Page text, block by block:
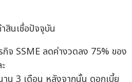
สินเชื่อปัจจุบัน
กิจ SSME ลดค่างวดลง 75% ของ